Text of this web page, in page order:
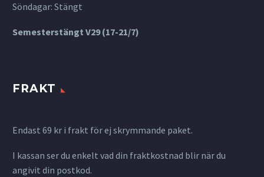
Söndagar: Stängt
Semesterstängt V29 (17-21/7)
FRAKT
Endast 69 kr i frakt för ej skrymmande paket.
I kassan ser du enkelt vad din fraktkostnad blir när du
angivit din postkod.